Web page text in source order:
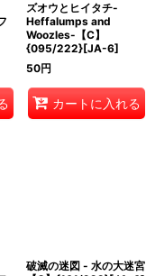
ズオウとヒイタチ-
Heffalumps and
Woozles-【C】
{095/222}[JA-6]
50円
カートに入れる
破滅の迷図 - 水の大迷宮